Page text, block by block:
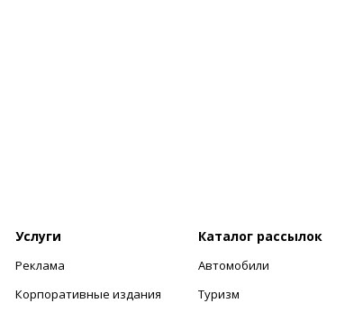
Услуги
Реклама
Корпоративные издания
Каталог рассылок
Автомобили
Туризм